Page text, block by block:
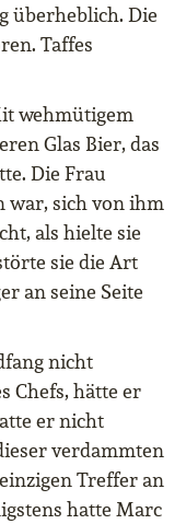
überheblich. Die
Taffes
wehmütigem
Glas Bier, das
Die Frau
war, sich von ihm
als hielte sie
sie die Art
an seine Seite
nicht
Chefs, hätte er
er nicht
verdammten
Treffer an
hatte Marc